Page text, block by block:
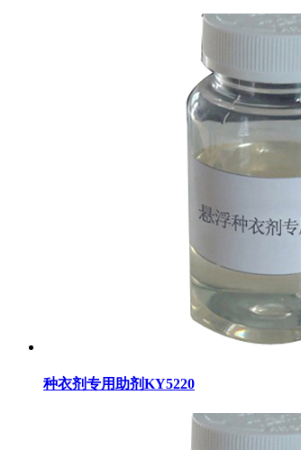
种衣剂专用助剂KY5220